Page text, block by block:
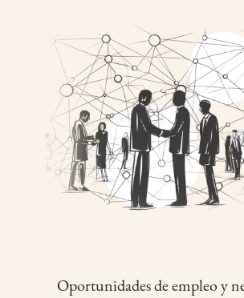
Oportunidades de empleo y